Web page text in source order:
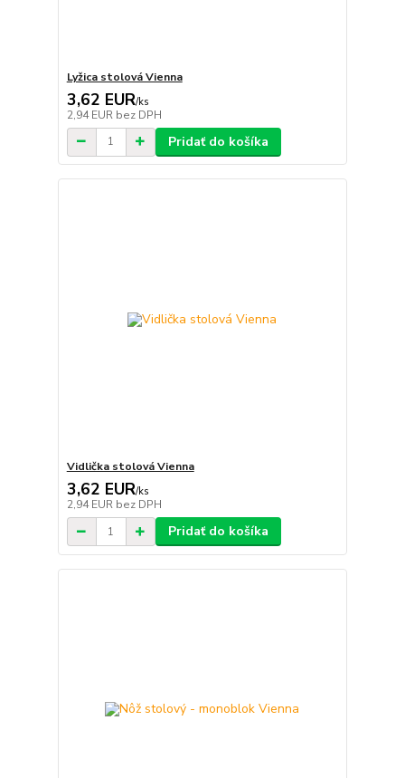
Lyžica stolová Vienna
3,62 EUR/ks
2,94 EUR bez DPH
Pridať do košíka
Vidlička stolová Vienna
3,62 EUR/ks
2,94 EUR bez DPH
Pridať do košíka